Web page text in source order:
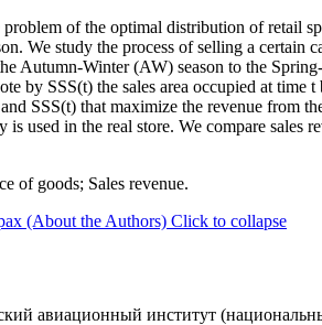
problem of the optimal distribution of retail
We study the process of selling a
Autumn-Winter (AW) season to the
by SSS(t) the sales area occupied at
SSS(t) that maximize the revenue from
is used in the real store. We compare
of goods; Sales revenue.
(About the Authors) Click to collapse
авиационный институт